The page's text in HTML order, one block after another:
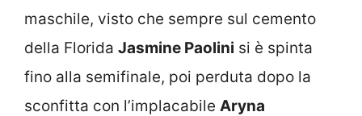
maschile, visto che sempre sul cemento
della Florida Jasmine Paolini si è spinta
fino alla semifinale, poi perduta dopo la
sconfitta con l’implacabile Aryna